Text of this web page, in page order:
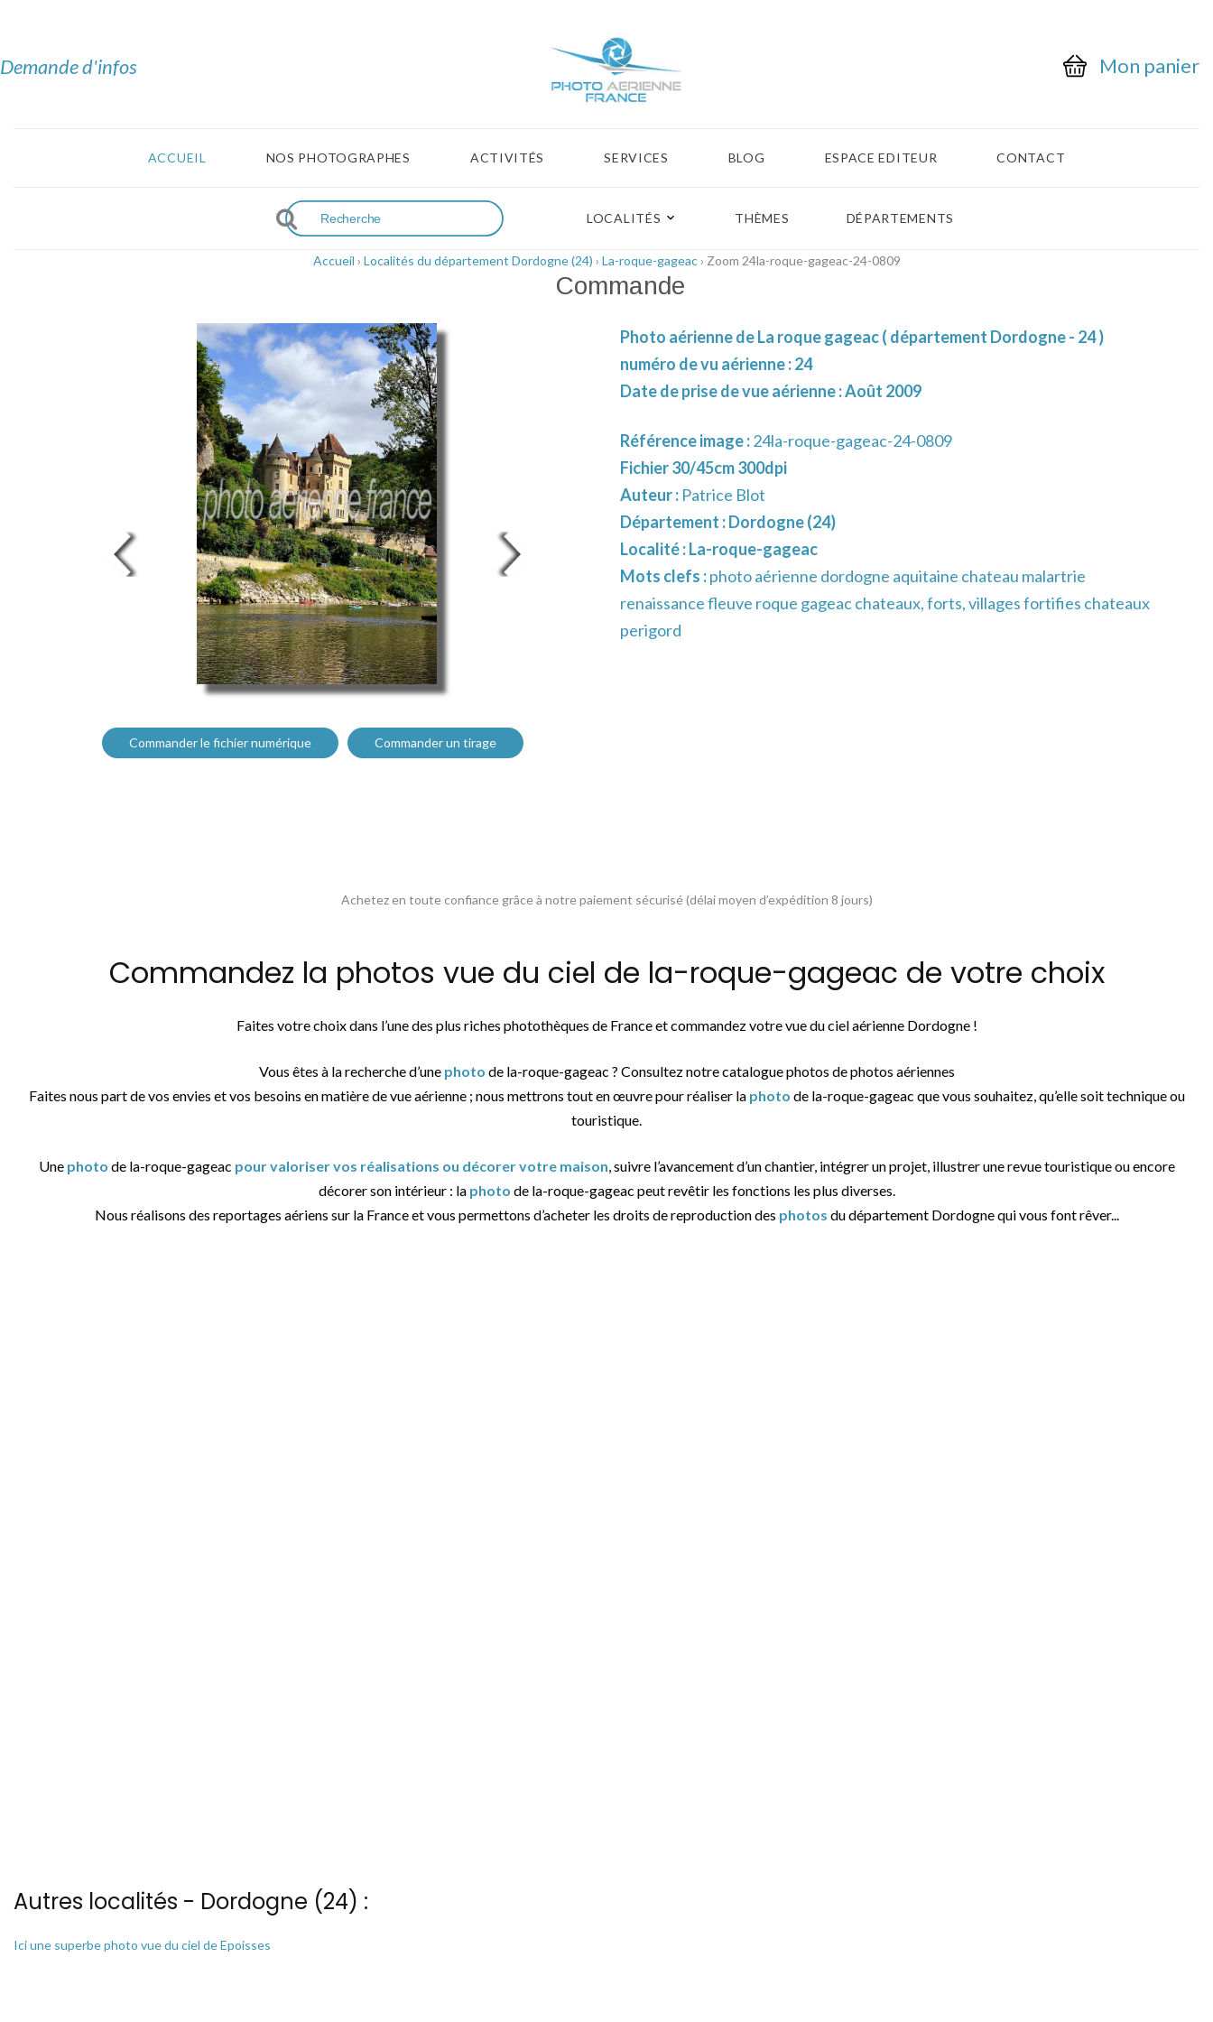
Demande d'infos Mon panier
ACCUEIL NOS PHOTOGRAPHES ACTIVITÉS SERVICES BLOG ESPACE EDITEUR CONTACT
LOCALITÉS THÈMES DÉPARTEMENTS
Accueil › Localités du département Dordogne (24) › La-roque-gageac› Zoom 24la-roque-gageac-24-0809
Commande
Commander le fichier numérique Commander un tirage
Photo aérienne de La roque gageac ( département Dordogne - 24 )
numéro de vu aérienne : 24
Date de prise de vue aérienne : Août 2009
Référence image :24la-roque-gageac-24-0809
Fichier 30/45cm 300dpi
Auteur : Patrice Blot
Département :Dordogne (24)
Localité :La-roque-gageac
Mots clefs :photo aérienne dordogne aquitaine chateau malartrie
renaissance fleuve roque gageac chateaux, forts, villages fortifies chateaux
perigord
Achetez en toute confiance grâce à notre paiement sécurisé (délai moyen d’expédition 8 jours)
Commandez la photos vue du ciel de la-roque-gageac de votre choix
Faites votre choix dans l’une des plus riches photothèques de France et commandez votre vue du ciel aérienne Dordogne !
Vous êtes à la recherche d’une photo de la-roque-gageac ? Consultez notre catalogue photos de photos aériennes
Faites nous part de vos envies et vos besoins en matière de vue aérienne ; nous mettrons tout en œuvre pour réaliser la photo de la-roque-gageac que vous souhaitez, qu’elle soit technique ou
touristique.
Une photo de la-roque-gageac pour valoriser vos réalisations ou décorer votre maison, suivre l’avancement d’un chantier, intégrer un projet, illustrer une revue touristique ou encore
décorer son intérieur : la photo de la-roque-gageac peut revêtir les fonctions les plus diverses.
Nous réalisons des reportages aériens sur la France et vous permettons d’acheter les droits de reproduction des photos du département Dordogne qui vous font rêver...
Autres localités - Dordogne (24) :
Ici une superbe photo vue du ciel de Epoisses